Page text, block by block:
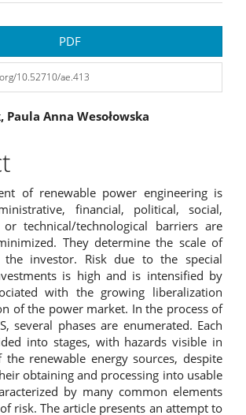
PDF
10.52710/ae.413
Paula Anna Wesołowska
of renewable power engineering is
financial, political, social,
technical/technological barriers are
They determine the scale of
investor. Risk due to the special
is high and is intensified by
with the growing liberalization
of the power market. In the process of
several phases are enumerated. Each
into stages, with hazards visible in
the renewable energy sources, despite
obtaining and processing into usable
by many common elements
risk. The article presents an attempt to